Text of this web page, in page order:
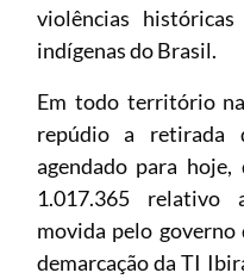
violências
indígenas do Brasil.
Em todo território
repúdio a retirada
agendado para
1.017.365 relativo
movida pelo
demarcação da TI